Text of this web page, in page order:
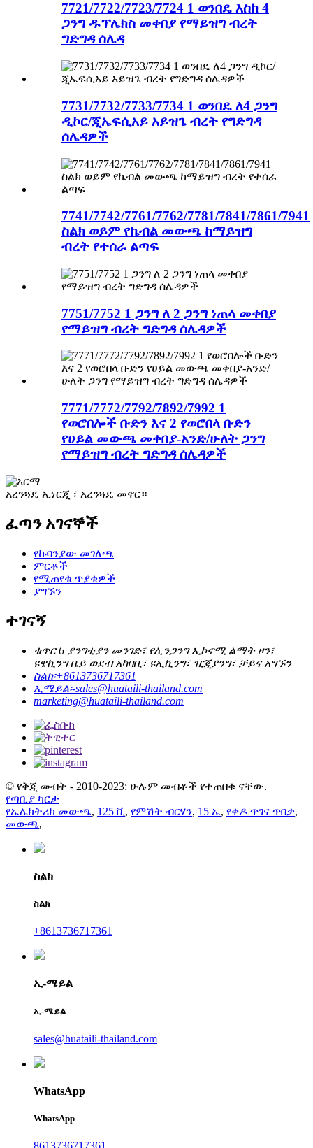
7721/7722/7723/7724 1 ወንበዴ እስከ 4
ጋንግ ዱፕሌክስ መቀበያ የማይዝግ ብረት
ግድግዳ ሰሌዳ
7731/7732/7733/7734 1 ወንበዴ ለ4 ጋንግ
ዲኮር/ጂኤፍሲአይ አይዝጌ ብረት የግድግዳ
ሰሌዳዎች
7741/7742/7761/7762/7781/7841/7861/7941
ስልክ ወይም የኬብል መውጫ ከማይዝግ
ብረት የተሰራ ልጣፍ
7751/7752 1 ጋንግ ለ 2 ጋንግ ነጠላ መቀበያ
የማይዝግ ብረት ግድግዳ ሰሌዳዎች
7771/7772/7792/7892/7992 1
የወሮበሎች ቡድን እና 2 የወሮበላ ቡድን
የሀይል መውጫ መቀበያ-አንድ/ሁለት ጋንግ
የማይዝግ ብረት ግድግዳ ሰሌዳዎች
አረንጓዴ ኢነርጂ ፣ አረንጓዴ መኖር።
ፈጣን አገናኞች
የኩባንያው መገለጫ
ምርቶች
የሚጠየቁ ጥያቄዎች
ያግኙን
ተገናኝ
ቁጥር 6 ያንግቲያን መንገድ፣ የሊንጋንግ ኢኮኖሚ ልማት ዞን፣
ዩዌኪንግ ቤይ ወደብ አካባቢ፣ ዩኢኪንግ፣ ዢጂያንግ፣ ቻይና አግኙን
ስልክ፡+8613736717361
ኢሜይል፡-sales@huataili-thailand.com
marketing@huataili-thailand.com
© የቅጂ መብት - 2010-2023: ሁሉም መብቶች የተጠበቁ ናቸው.
የጣቢያ ካርታ
የኤሌክትሪክ መውጫ, 125 ቪ, የምሽት ብርሃን, 15 ኤ, የቀዶ ጥገና ጥበቃ,
መውጫ,
ስልክ
ስልክ
+8613736717361
ኢ-ሜይል
ኢ-ሜይል
sales@huataili-thailand.com
WhatsApp
WhatsApp